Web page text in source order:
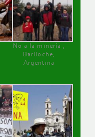
No a la minería ,
Bariloche,
Argentina